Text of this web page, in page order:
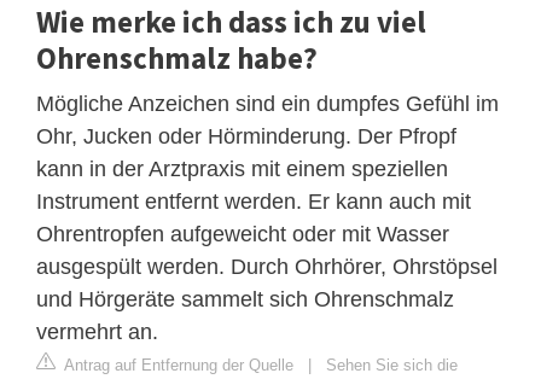
Wie merke ich dass ich zu viel
Ohrenschmalz habe?
Mögliche Anzeichen sind ein dumpfes Gefühl im
Ohr, Jucken oder Hörminderung. Der Pfropf
kann in der Arztpraxis mit einem speziellen
Instrument entfernt werden. Er kann auch mit
Ohrentropfen aufgeweicht oder mit Wasser
ausgespült werden. Durch Ohrhörer, Ohrstöpsel
und Hörgeräte sammelt sich Ohrenschmalz
vermehrt an.
Antrag auf Entfernung der Quelle | Sehen Sie sich die